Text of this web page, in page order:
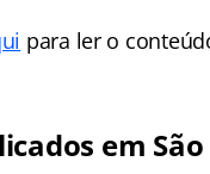
para ler o
em São